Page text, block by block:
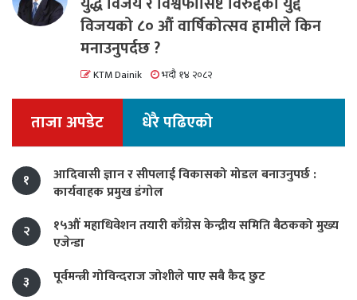
विजयको ८० औं वार्षिकोत्सव हामीले किन
मनाउनुपर्दछ ?
KTM Dainik भदौ १४ २०८२
ताजा अपडेट धेरै पढिएको
१
आदिवासी ज्ञान र सीपलाई विकासको मोडल बनाउनुपर्छ :
कार्यवाहक प्रमुख डंगोल
२
१५औं महाधिवेशन तयारी काँग्रेस केन्द्रीय समिति बैठकको मुख्य
एजेन्डा
३
पूर्वमन्त्री गोविन्दराज जोशीले पाए सबै कैद छुट